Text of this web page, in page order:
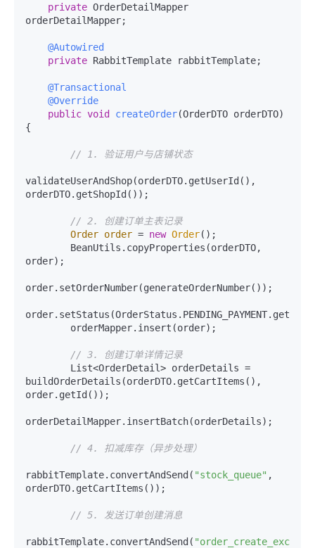
private OrderDetailMapper
orderDetailMapper;
@Autowired
private RabbitTemplate rabbitTemplate;
@Transactional
@Override
public void createOrder(OrderDTO orderDTO)
{
// 1. 验证用户与店铺状态
validateUserAndShop(orderDTO.getUserId(),
orderDTO.getShopId());
// 2. 创建订单主表记录
Order order = new Order();
order);
order.setOrderNumber(generateOrderNumber());
// 3. 创建订单详情记录
buildOrderDetails(orderDTO.getCartItems(),
order.getId());
orderDetailMapper.insertBatch(orderDetails);
// 4. 扣减库存（异步处理）
rabbitTemplate.convertAndSend( "stock_queue" ,
orderDTO.getCartItems());
// 5. 发送订单创建消息
rabbitTemplate.convertAndSend(